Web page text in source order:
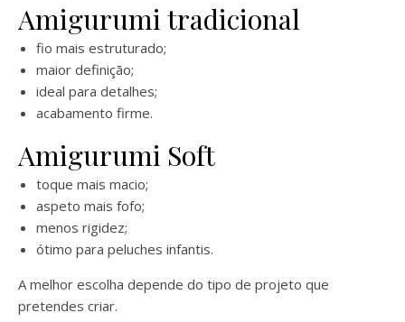
Amigurumi tradicional
fio mais estruturado;
maior definição;
ideal para detalhes;
acabamento firme.
Amigurumi Soft
toque mais macio;
aspeto mais fofo;
menos rigidez;
ótimo para peluches infantis.
A melhor escolha depende do tipo de projeto que
pretendes criar.